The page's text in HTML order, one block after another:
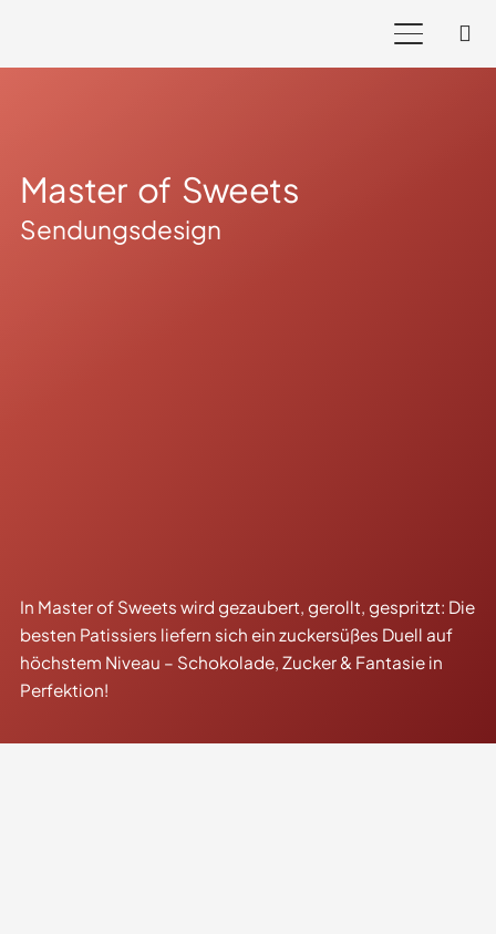
Master of Sweets
Sendungsdesign
In Master of Sweets wird gezaubert, gerollt, gespritzt: Die
besten Patissiers liefern sich ein zuckersüßes Duell auf
höchstem Niveau – Schokolade, Zucker & Fantasie in
Perfektion!